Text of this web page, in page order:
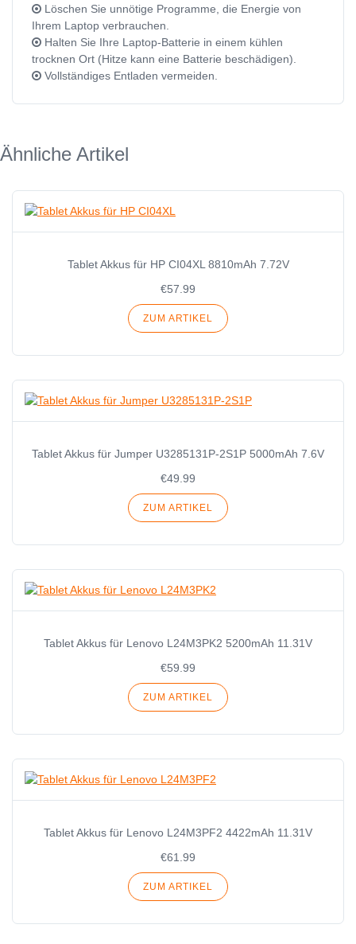
Löschen Sie unnötige Programme, die Energie von
Ihrem Laptop verbrauchen.
Halten Sie Ihre Laptop-Batterie in einem kühlen
trocknen Ort (Hitze kann eine Batterie beschädigen).
Vollständiges Entladen vermeiden.
Ähnliche Artikel
Tablet Akkus für HP CI04XL 8810mAh 7.72V
€57.99
ZUM ARTIKEL
Tablet Akkus für Jumper U3285131P-2S1P 5000mAh 7.6V
€49.99
ZUM ARTIKEL
Tablet Akkus für Lenovo L24M3PK2 5200mAh 11.31V
€59.99
ZUM ARTIKEL
Tablet Akkus für Lenovo L24M3PF2 4422mAh 11.31V
€61.99
ZUM ARTIKEL